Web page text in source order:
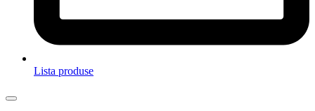
Lista produse